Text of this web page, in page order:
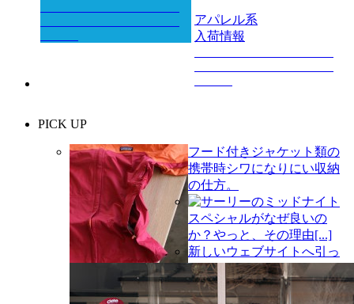
アパレル系
入荷情報
PICK UP
フード付きジャケット類の
携帯時シワになりにい収納
の仕方。
サーリーのミッドナイト
スペシャルがなぜ良いの
か？やっと、その理由[...]
新しいウェブサイトへ引っ